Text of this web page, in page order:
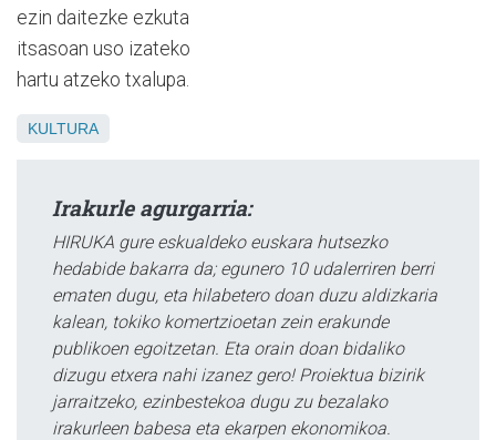
ezin daitezke ezkuta
itsasoan uso izateko
hartu atzeko txalupa.
KULTURA
Irakurle agurgarria:
HIRUKA gure eskualdeko euskara hutsezko
hedabide bakarra da; egunero 10 udalerriren berri
ematen dugu, eta hilabetero doan duzu aldizkaria
kalean, tokiko komertzioetan zein erakunde
publikoen egoitzetan. Eta orain doan bidaliko
dizugu etxera nahi izanez gero! Proiektua bizirik
jarraitzeko, ezinbestekoa dugu zu bezalako
irakurleen babesa eta ekarpen ekonomikoa.